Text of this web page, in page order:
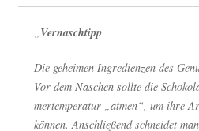
Ver­nasch­tipp
Die gehei­men Ingre­di­en­zen des
Vor dem Naschen soll­te die
mer­tem­pe­ra­tur „atmen“, um ihre
kön­nen. Anschlie­ßend schnei­det